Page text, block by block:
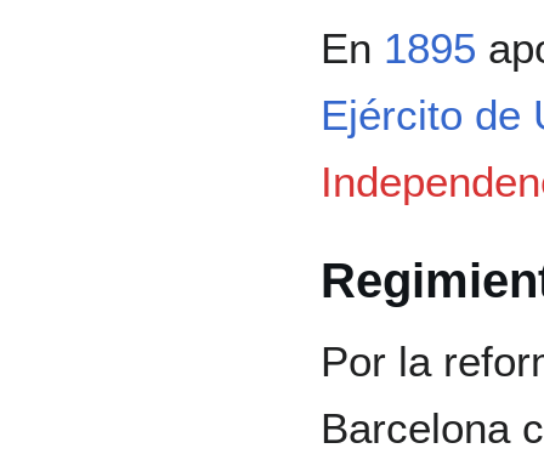
En 1895
Ejército de
Por la
Barcelona